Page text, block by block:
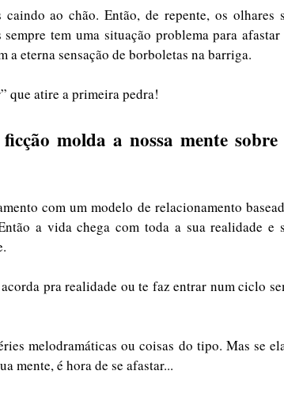
ao chão. Então, de repente, os olhares
tem uma situação problema para afastar
eterna sensação de borboletas na barriga.
que atire a primeira pedra!
molda a nossa mente sobre
com um modelo de relacionamento
a vida chega com toda a sua realidade e
pra realidade ou te faz entrar num ciclo
melodramáticas ou coisas do tipo. Mas se
mente, é hora de se afastar...